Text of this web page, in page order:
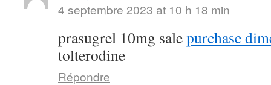
4 septembre 2023 at 10 h 18 min
prasugrel 10mg salepurchase
tolterodine
Répondre